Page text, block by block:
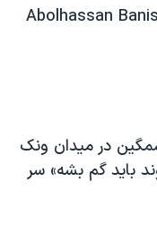
در میدان ونک
باید گم بشه» سر